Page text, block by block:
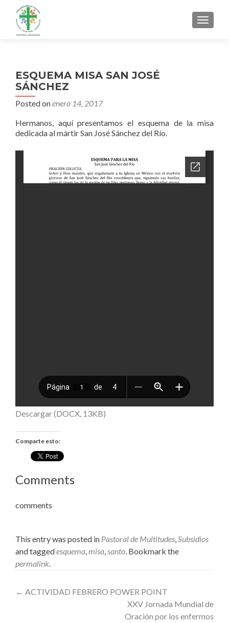
MENU
ESQUEMA MISA SAN JOSÉ
SÁNCHEZ
Posted onenero 14, 2017
Hermanos, aquí presentamos el esquema de la misa
dedicada al mártir San José Sánchez del Río.
Descargar (DOCX, 13KB)
Comparte esto:
Comments
comments
This entry was posted in Pastoral de Multitudes,Subsidios
and taggedesquema,misa,santo. Bookmark the
permalink.
Post
← ACTIVIDAD FEBRERO POWER POINT
XXV Jornada Mundial de
Oración por los enfermos